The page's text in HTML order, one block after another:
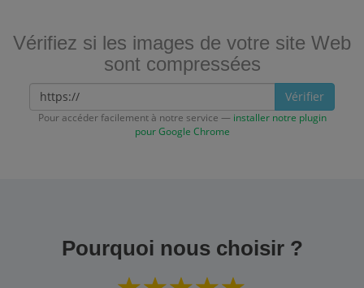
Vérifiez si les images de votre site Web
sont compressées
Vérifier
Pour accéder facilement à notre service — installer notre plugin
pour Google Chrome
Pourquoi nous choisir ?